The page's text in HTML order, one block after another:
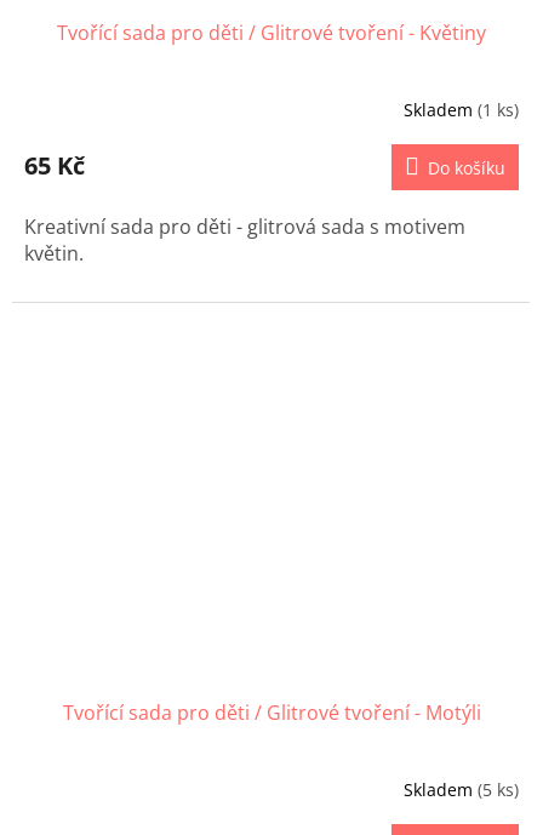
Tvořící sada pro děti / Glitrové tvoření - Květiny
Skladem (1 ks)
65 Kč Do košíku
Kreativní sada pro děti - glitrová sada s motivem
květin.
Tvořící sada pro děti / Glitrové tvoření - Motýli
Skladem (5 ks)